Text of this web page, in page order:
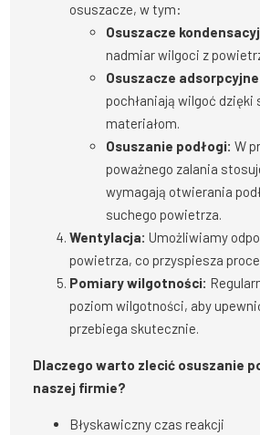
osuszacze, w tym:
Osuszacze
nadmiar wilgoci z
Osuszacze
pochłaniają wilgoć dzięki
materiałom.
Osuszanie podłogi: W
poważnego zalania
wymagają otwierania
suchego powietrza.
Wentylacja: Umożliwiamy
powietrza, co przyspiesza
Pomiary wilgotności:
poziom wilgotności, aby
przebiega skutecznie.
Dlaczego warto zlecić osuszanie
naszej firmie?
Błyskawiczny czas reakcji